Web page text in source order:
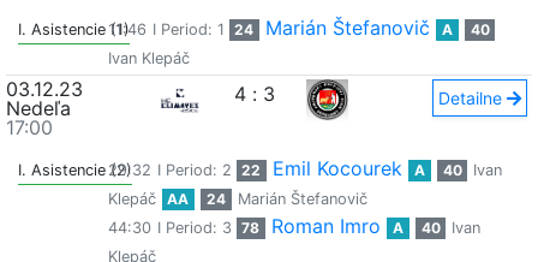
I. Asistencie (1)
11:46 I Period: 1 24 Marián Štefanovič A
40
Ivan Klepáč
03.12.23
Nedeľa
17:00
4 : 3 Detailne
I. Asistencie (2)29:32 I Period: 2 22 Emil Kocourek A 40
Ivan
Klepáč
AA 24
Marián Štefanovič
44:30 I Period: 3 78 Roman Imro A 40
Ivan
Klepáč